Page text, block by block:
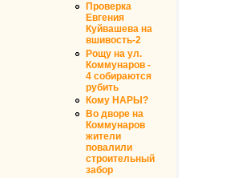
Проверка
Евгения
Куйвашева на
вшивость-2
Рощу на ул.
Коммунаров -
4 собираются
рубить
Кому НАРЫ?
Во дворе на
Коммунаров
жители
повалили
строительный
забор